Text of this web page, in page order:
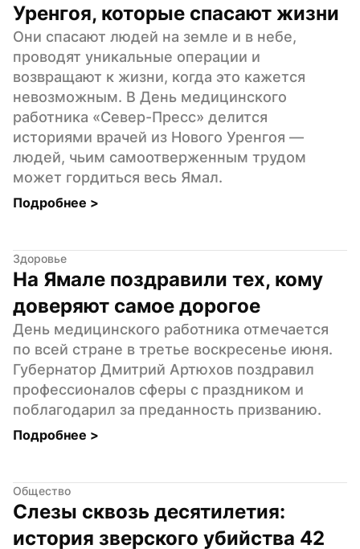
Уренгоя, которые спасают жизни
Они спасают людей на земле и в небе,
проводят уникальные операции и
возвращают к жизни, когда это кажется
невозможным. В День медицинского
работника «Север-Пресс» делится
историями врачей из Нового Уренгоя —
людей, чьим самоотверженным трудом
может гордиться весь Ямал.
Подробнее >
Здоровье
На Ямале поздравили тех, кому
доверяют самое дорогое
День медицинского работника отмечается
по всей стране в третье воскресенье июня.
Губернатор Дмитрий Артюхов поздравил
профессионалов сферы с праздником и
поблагодарил за преданность призванию.
Подробнее >
Общество
Слезы сквозь десятилетия:
история зверского убийства 42